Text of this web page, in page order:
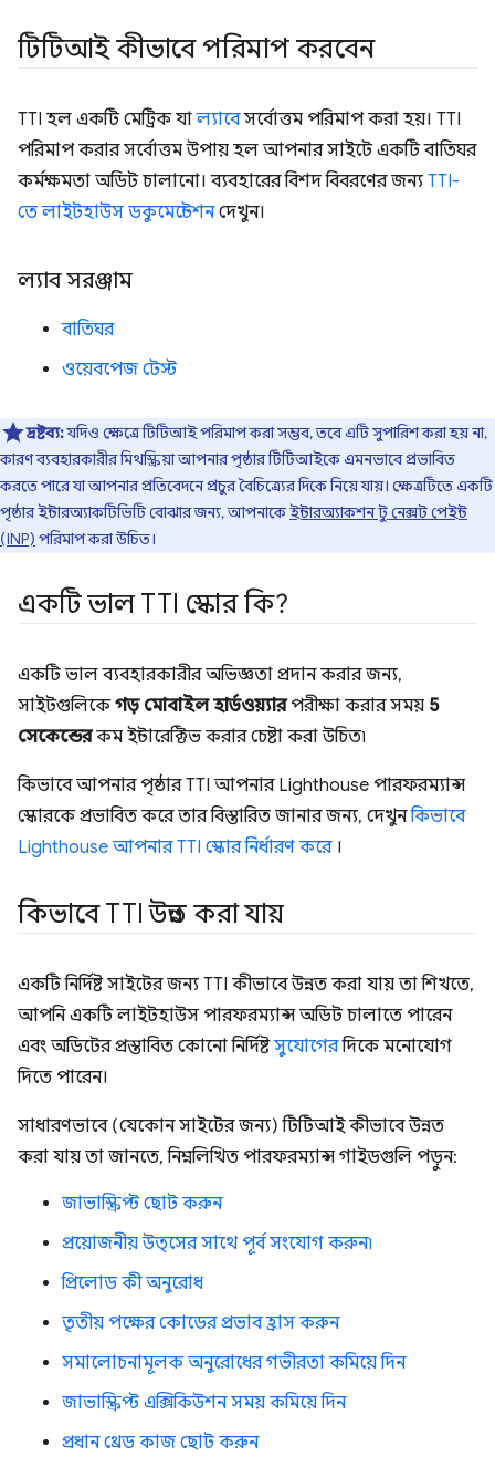
টিটিআই কীভাবে পরিমাপ করবেন
TTI হল একটি মেট্রিক যাল্যাবেসর্বোত্তম পরিমাপ করা হয়। TTI
পরিমাপ করার সর্বোত্তম উপায় হল আপনার সাইটে একটি বাতিঘর
কর্মক্ষমতা অডিট চালানো। ব্যবহারের বিশদ বিবরণের জন্য TTI-
তে লাইটহাউস ডকুমেন্টেশনদেখুন।
ল্যাব সরঞ্জাম
বাতিঘর
ওয়েবপেজ টেস্ট
দ্রষ্টব্য:যদিও ক্ষেত্রে টিটিআই পরিমাপ করা সম্ভব, তবে এটি সুপারিশ করা হয় না,
কারণ ব্যবহারকারীর মিথস্ক্রিয়া আপনার পৃষ্ঠার টিটিআইকে এমনভাবে প্রভাবিত
করতে পারে যা আপনার প্রতিবেদনে প্রচুর বৈচিত্র্যের দিকে নিয়ে যায়। ক্ষেত্রটিতে একটি
পৃষ্ঠার ইন্টারঅ্যাকটিভিটি বোঝার জন্য, আপনাকেইন্টারঅ্যাকশন টু নেক্সট পেইন্ট
(INP) পরিমাপ করা উচিত।
একটি ভাল TTI স্কোর কি?
একটি ভাল ব্যবহারকারীর অভিজ্ঞতা প্রদান করার জন্য,
সাইটগুলিকেগড় মোবাইল হার্ডওয়্যারপরীক্ষা করার সময় 5
সেকেন্ডেরকম ইন্টারেক্টিভ করার চেষ্টা করা উচিত৷
কিভাবে আপনার পৃষ্ঠার TTI আপনার Lighthouse পারফরম্যান্স
স্কোরকে প্রভাবিত করে তার বিস্তারিত জানার জন্য, দেখুনকিভাবে
Lighthouse আপনার TTI স্কোর নির্ধারণ করে।
কিভাবে TTI উন্নত করা যায়
একটি নির্দিষ্ট সাইটের জন্য TTI কীভাবে উন্নত করা যায় তা শিখতে,
আপনি একটি লাইটহাউস পারফরম্যান্স অডিট চালাতে পারেন
এবং অডিটের প্রস্তাবিত কোনো নির্দিষ্টসুযোগেরদিকে মনোযোগ
দিতে পারেন।
সাধারণভাবে (যেকোন সাইটের জন্য) টিটিআই কীভাবে উন্নত
করা যায় তা জানতে, নিম্নলিখিত পারফরম্যান্স গাইডগুলি পড়ুন:
জাভাস্ক্রিপ্ট ছোট করুন
প্রয়োজনীয় উত্সের সাথে পূর্ব সংযোগ করুন৷
প্রিলোড কী অনুরোধ
তৃতীয় পক্ষের কোডের প্রভাব হ্রাস করুন
সমালোচনামূলক অনুরোধের গভীরতা কমিয়ে দিন
জাভাস্ক্রিপ্ট এক্সিকিউশন সময় কমিয়ে দিন
প্রধান থ্রেড কাজ ছোট করুন